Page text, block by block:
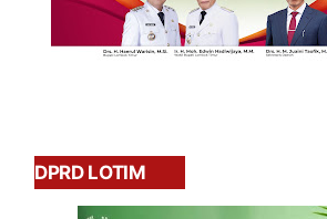
DPRD LOTIM